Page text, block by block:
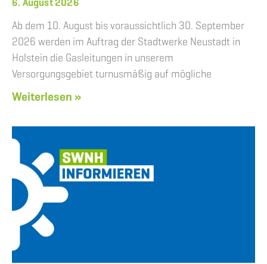
Ab dem 10. August bis voraussichtlich 30. September
2026 werden im Auftrag der Stadtwerke Neustadt in
Holstein die Gasleitungen in unserem
Versorgungsgebiet turnusmäßig auf mögliche
Weiterlesen »